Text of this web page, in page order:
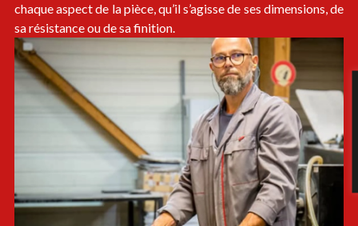
chaque aspect de la pièce, qu’il s’agisse de ses dimensions, de
sa résistance ou de sa finition.